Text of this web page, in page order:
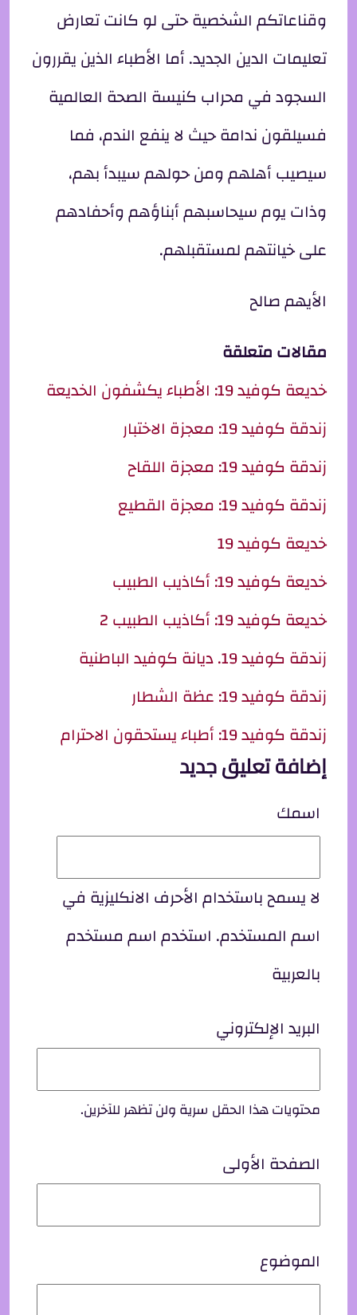
وقناعاتكم الشخصية حتى لو كانت تعارض
تعليمات الدين الجديد. أما الأطباء الذين يقررون
السجود في محراب كنيسة الصحة العالمية
فسيلقون ندامة حيث لا ينفع الندم، فما
سيصيب أهلهم ومن حولهم سيبدأ بهم،
وذات يوم سيحاسبهم أبناؤهم وأحفادهم
على خيانتهم لمستقبلهم.
الأيهم صالح
مقالات متعلقة
خديعة كوفيد 19: الأطباء يكشفون الخديعة
زندقة كوفيد 19: معجزة الاختبار
زندقة كوفيد 19: معجزة اللقاح
زندقة كوفيد 19: معجزة القطيع
خديعة كوفيد 19
خديعة كوفيد 19: أكاذيب الطبيب
خديعة كوفيد 19: أكاذيب الطبيب 2
زندقة كوفيد 19. ديانة كوفيد الباطنية
زندقة كوفيد 19: عظة الشطار
زندقة كوفيد 19: أطباء يستحقون الاحترام
إضافة تعليق جديد
اسمك
لا يسمح باستخدام الأحرف الانكليزية في
اسم المستخدم. استخدم اسم مستخدم
بالعربية
البريد الإلكتروني
محتويات هذا الحقل سرية ولن تظهر للآخرين.
الصفحة الأولى
الموضوع